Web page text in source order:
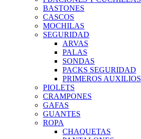
BASTONES
CASCOS
MOCHILAS
SEGURIDAD
ARVAS
PALAS
SONDAS
PACKS SEGURIDAD
PRIMEROS AUXILIOS
PIOLETS
CRAMPONES
GAFAS
GUANTES
ROPA
CHAQUETAS